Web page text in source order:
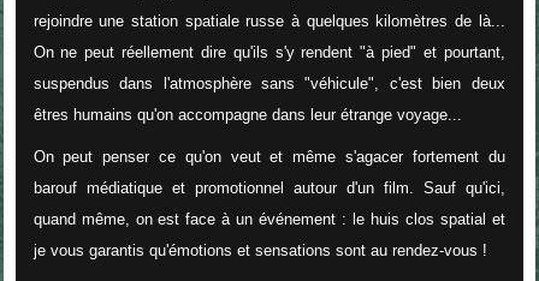
rejoindre une station spatiale russe à quelques kilomètres de là...
On ne peut réellement dire qu'ils s'y rendent "à pied" et pourtant,
suspendus dans l'atmosphère sans "véhicule", c'est bien deux
êtres humains qu'on accompagne dans leur étrange voyage...
On peut penser ce qu'on veut et même s'agacer fortement du
barouf médiatique et promotionnel autour d'un film. Sauf qu'ici,
quand même, on est face à un événement : le huis clos spatial et
je vous garantis qu'émotions et sensations sont au rendez-vous !